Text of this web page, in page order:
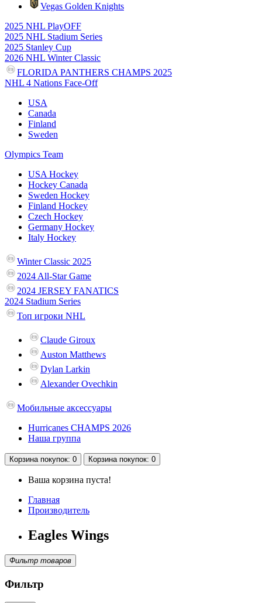
Vegas Golden Knights
2025 NHL PlayOFF
2025 NHL Stadium Series
2025 Stanley Cup
2026 NHL Winter Classic
FLORIDA PANTHERS CHAMPS 2025
NHL 4 Nations Face-Off
USA
Canada
Finland
Sweden
Olympics Team
USA Hockey
Hockey Canada
Sweden Hockey
Finland Hockey
Czech Hockey
Germany Hockey
Italy Hockey
Winter Classic 2025
2024 All-Star Game
2024 JERSEY FANATICS
2024 Stadium Series
Топ игроки NHL
Claude Giroux
Auston Matthews
Dylan Larkin
Alexander Ovechkin
Мобильные аксессуары
Hurricanes CHAMPS 2026
Наша группа
Корзина покупок: 0 Корзина покупок: 0
Ваша корзина пуста!
Главная
Производитель
Eagles Wings
Фильтр товаров
Фильтр